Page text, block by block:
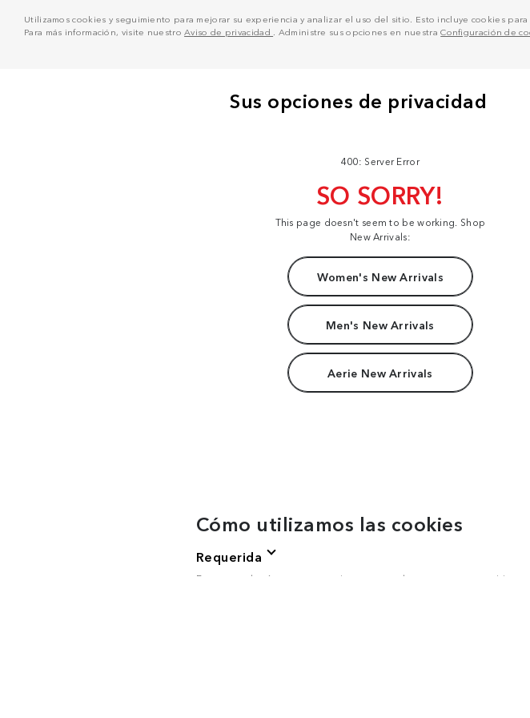
Utilizamos cookies y seguimiento para mejorar su experiencia y analizar el uso del sitio. Esto incluye cookies
Para más información, visite nuestroAviso de privacidad . Administre sus opciones en nuestraConfiguración de
400: Server Error
SO SORRY!
This page doesn't seem to be working. Shop
New Arrivals:
Women's New Arrivals
Men's New Arrivals
Aerie New Arrivals